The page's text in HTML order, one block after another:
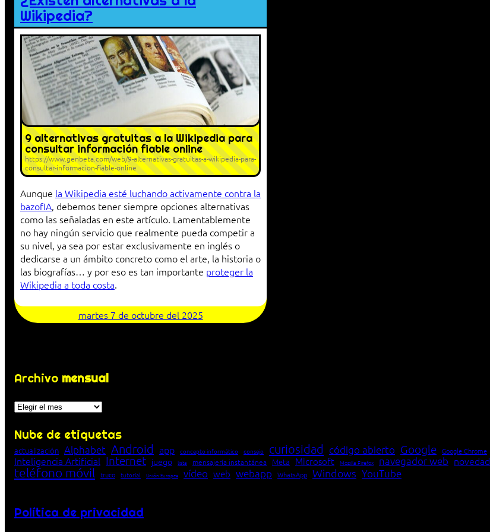
Wikipedia?
9 alternativas gratuitas a la Wikipedia para
consultar información fiable online
https://www.genbeta.com/web/9-alternativas-gratuitas-a-wikipedia-para-
consultar-informacion-fiable-online
Aunque la Wikipedia esté luchando activamente contra la
bazofIA, debemos tener siempre opciones alternativas
como las señaladas en este artículo. Lamentablemente
no hay ningún servicio que realmente pueda competir a
su nivel, ya sea por estar exclusivamente en inglés o
dedicarse a un ámbito concreto como el arte, la historia o
las biografías… y por eso es tan importante proteger la
Wikipedia a toda costa.
martes 7 de octubre del 2025
Archivo mensual
Archivos
Nube de etiquetas
actualización Alphabet Android app concepto informático consejo curiosidad código abierto Google Google Chrome
Inteligencia Artificial Internet juego lista mensajería instantánea Meta Microsoft Mozilla Firefox navegador web novedad
teléfono móvil truco tutorial Unión Europea vídeo web webapp WhatsApp Windows YouTube
Política de privacidad